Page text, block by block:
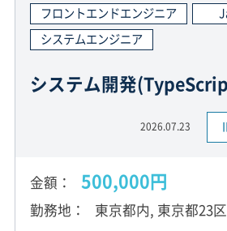
フロントエンドエンジニア
システムエンジニア
システム開発
2026.07.23
金額 500,000円
勤務地 東京都内, 東京都23区